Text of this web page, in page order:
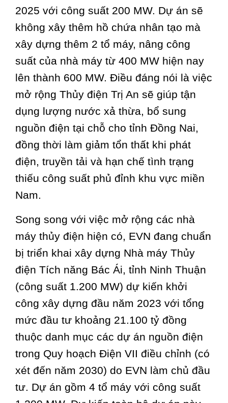
2025 với công suất 200 MW. Dự án sẽ
không xây thêm hồ chứa nhân tạo mà
xây dựng thêm 2 tổ máy, nâng công
suất của nhà máy từ 400 MW hiện nay
lên thành 600 MW. Điều đáng nói là việc
mở rộng Thủy điện Trị An sẽ giúp tận
dụng lượng nước xả thừa, bổ sung
nguồn điện tại chỗ cho tỉnh Đồng Nai,
đồng thời làm giảm tổn thất khi phát
điện, truyền tải và hạn chế tình trạng
thiếu công suất phủ đỉnh khu vực miền
Nam.
Song song với việc mở rộng các nhà
máy thủy điện hiện có, EVN đang chuẩn
bị triển khai xây dựng Nhà máy Thủy
điện Tích năng Bác Ái, tỉnh Ninh Thuận
(công suất 1.200 MW) dự kiến khởi
công xây dựng đầu năm 2023 với tổng
mức đầu tư khoảng 21.100 tỷ đồng
thuộc danh mục các dự án nguồn điện
trong Quy hoạch Điện VII điều chỉnh (có
xét đến năm 2030) do EVN làm chủ đầu
tư. Dự án gồm 4 tổ máy với công suất